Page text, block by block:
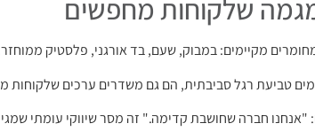
שלקוחות מחפשים
מקיימים: במבוק, שעם, בד אורגני, פלסטיק
טביעת רגל סביבתית, הם גם משדרים ערכים שלקוחות
חברה שחושבת קדימה." זה מסר שיווקי עומתי